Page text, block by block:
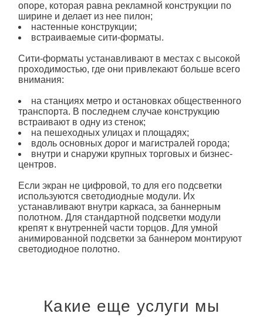
опоре, которая равна рекламной конструкции по
ширине и делает из нее пилон;
настенные конструкции;
встраиваемые сити-форматы.
Сити-форматы устанавливают в местах с высокой
проходимостью, где они привлекают больше всего
внимания:
на станциях метро и остановках общественного
транспорта. В последнем случае конструкцию
встраивают в одну из стенок;
на пешеходных улицах и площадях;
вдоль основных дорог и магистралей города;
внутри и снаружи крупных торговых и бизнес-
центров.
Если экран не цифровой, то для его подсветки
используются светодиодные модули. Их
устанавливают внутри каркаса, за баннерным
полотном. Для стандартной подсветки модули
крепят к внутренней части торцов. Для умной
анимированной подсветки за баннером монтируют
светодиодное полотно.
Какие еще услуги мы